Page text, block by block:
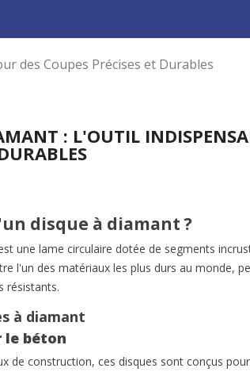
des Coupes Précises et Durables
Gants de protection
chantier : le guide
(2026)
Guide complet pour choisir
des gants de protection
Gants
chantier
: L'OUTIL
disque à diamant ?
une lame circulaire dotée de segments
l'un des matériaux les plus durs au monde,
résistants.
à diamant
le béton
de construction, ces disques sont conçus